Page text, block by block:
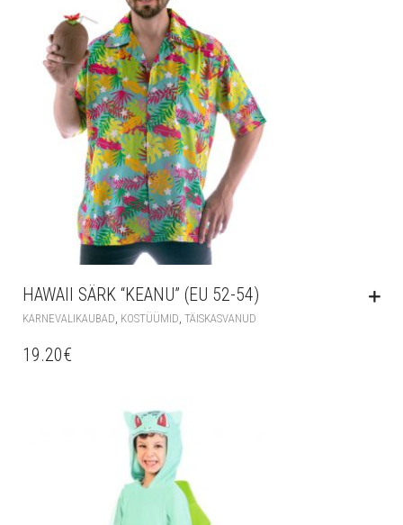
HAWAII SÄRK “KEANU” (EU 52-54)
KARNEVALIKAUBAD, KOSTÜÜMID, TÄISKASVANUD
19.20€